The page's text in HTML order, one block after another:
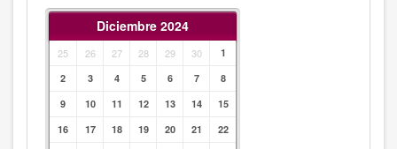
Diciembre 2024
25 26 27 28 29 30
1
2
3 4 5 6 7
8
9
10 11 12 13 14
15
16
17 18 19 20 21
22